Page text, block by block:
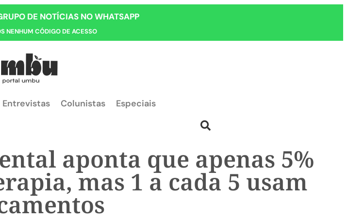
DE NOTÍCIAS NO WHATSAPP
NENHUM CÓDIGO DE ACESSO
Entrevistas Colunistas Especiais
aponta que apenas 5%
mas 1 a cada 5 usam